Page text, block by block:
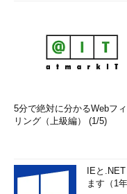
RemoteFXによる仮想環境での
機能の実現
Hyper-V上の仮想マシンには仮
求を処理するため、VRAMは固
れている。そのためVRAMの容
のリソースで制限される）。
た画面データは単なるビットマ
てクライアント側へ送信され
5分で絶対に分かるWebフ
リング（上級編） (1/5)
IEと
ます（1